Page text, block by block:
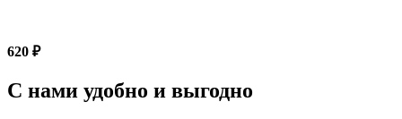
620 ₽
С нами удобно и выгодно